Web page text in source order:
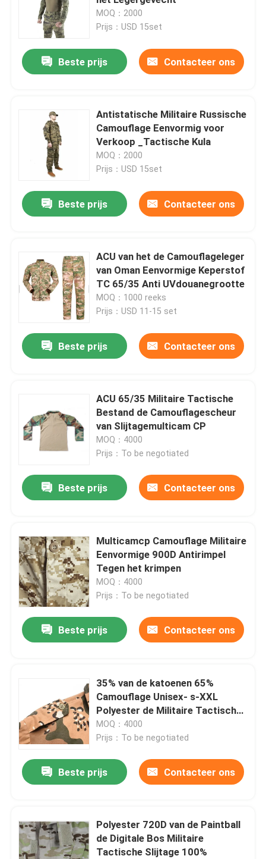
Laat een bericht achter
We bellen je snel terug!
Tactische Ballistische Helm
Militaire Ballistische Platen
Militaire Tactische Rugzak
Gevechts Tactische Laarzen
Gevechts Tactisch Vest
Het antimateriaal van de Relpolitie
Tactische Militaire uitrusting
Militaire gepantserde voertuigen
eod-apparatuur
Tactische eerste hulpzak
MOQ：2000
Prijs：USD 15set
Beste prijs Contacteer ons
Antistatische Militaire Russische
Camouflage Eenvormig voor
Verkoop _Tactische Kula
MOQ：2000
Prijs：USD 15set
Beste prijs Contacteer ons
ACU van het de Camouflageleger
van Oman Eenvormige Keperstof
TC 65/35 Anti UVdouanegrootte
MOQ：1000 reeks
Prijs：USD 11-15 set
Beste prijs Contacteer ons
ACU 65/35 Militaire Tactische
Bestand de Camouflagescheur
van Slijtagemulticam CP
MOQ：4000
Prijs：To be negotiated
Beste prijs Contacteer ons
Multicamcp Camouflage Militaire
Eenvormige 900D Antirimpel
Tegen het krimpen
MOQ：4000
Prijs：To be negotiated
Beste prijs Contacteer ons
35% van de katoenen 65%
Camouflage Unisex- s-XXL
Polyester de Militaire Tactische
Slijtage
MOQ：4000
Prijs：To be negotiated
Beste prijs Contacteer ons
Polyester 720D van de Paintball
de Digitale Bos Militaire
Tactische Slijtage 100%